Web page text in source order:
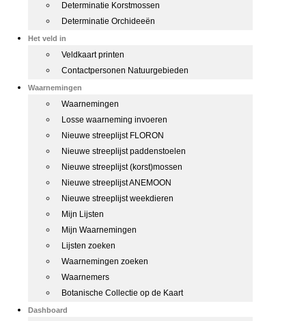
Determinatie Korstmossen
Determinatie Orchideeën
Het veld in
Veldkaart printen
Contactpersonen Natuurgebieden
Waarnemingen
Waarnemingen
Losse waarneming invoeren
Nieuwe streeplijst FLORON
Nieuwe streeplijst paddenstoelen
Nieuwe streeplijst (korst)mossen
Nieuwe streeplijst ANEMOON
Nieuwe streeplijst weekdieren
Mijn Lijsten
Mijn Waarnemingen
Lijsten zoeken
Waarnemingen zoeken
Waarnemers
Botanische Collectie op de Kaart
Dashboard